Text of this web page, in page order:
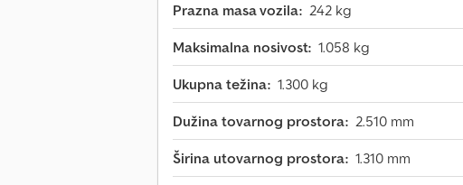
Prazna masa vozila: 242 kg
Maksimalna nosivost: 1.058 kg
Ukupna težina: 1.300 kg
Dužina tovarnog prostora: 2.510 mm
Širina utovarnog prostora: 1.310 mm